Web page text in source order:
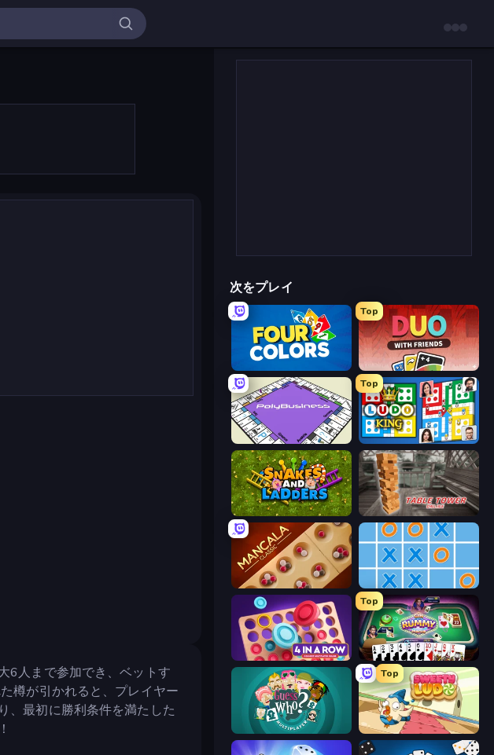
6人まで参加でき、ベットす
樽が引かれると、プレイヤー
、最初に勝利条件を満たした
次をプレイ
Top
DUO With Friends
PolyBusiness (Unofficial Monopoly)
Top
Ludo King
Snakes and Ladders Table Tower Online
Mancala Classic Tic Tac Toe Online
Connect 4 Online Multiplayer
Top
Gin Rummy Mania
Guess Who Online
Top
Sweety Ludo